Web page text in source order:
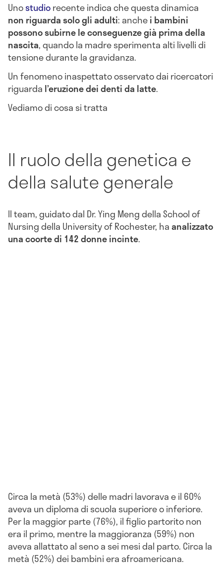
Unostudiorecente indica che questa dinamica
non riguarda solo gli adulti: anchei bambini
possono subirne le conseguenze già prima della
nascita, quando la madre sperimenta alti livelli di
tensione durante la gravidanza.
Un fenomeno inaspettato osservato dai ricercatori
riguarda l’eruzione dei denti da latte.
Vediamo di cosa si tratta
Il ruolo della genetica e
della salute generale
Il team, guidato dal Dr. Ying Meng della School of
Nursing della University of Rochester, haanalizzato
una coorte di 142 donne incinte.
Circa la metà (53%) delle madri lavorava e il 60%
aveva un diploma di scuola superiore o inferiore.
Per la maggior parte (76%), il figlio partorito non
era il primo, mentre la maggioranza (59%) non
aveva allattato al seno a sei mesi dal parto. Circa la
metà (52%) dei bambini era afroamericana.